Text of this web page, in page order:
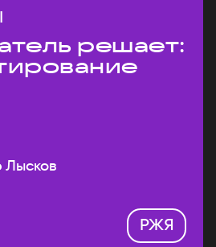
решает:
Лысков
РЖЯ